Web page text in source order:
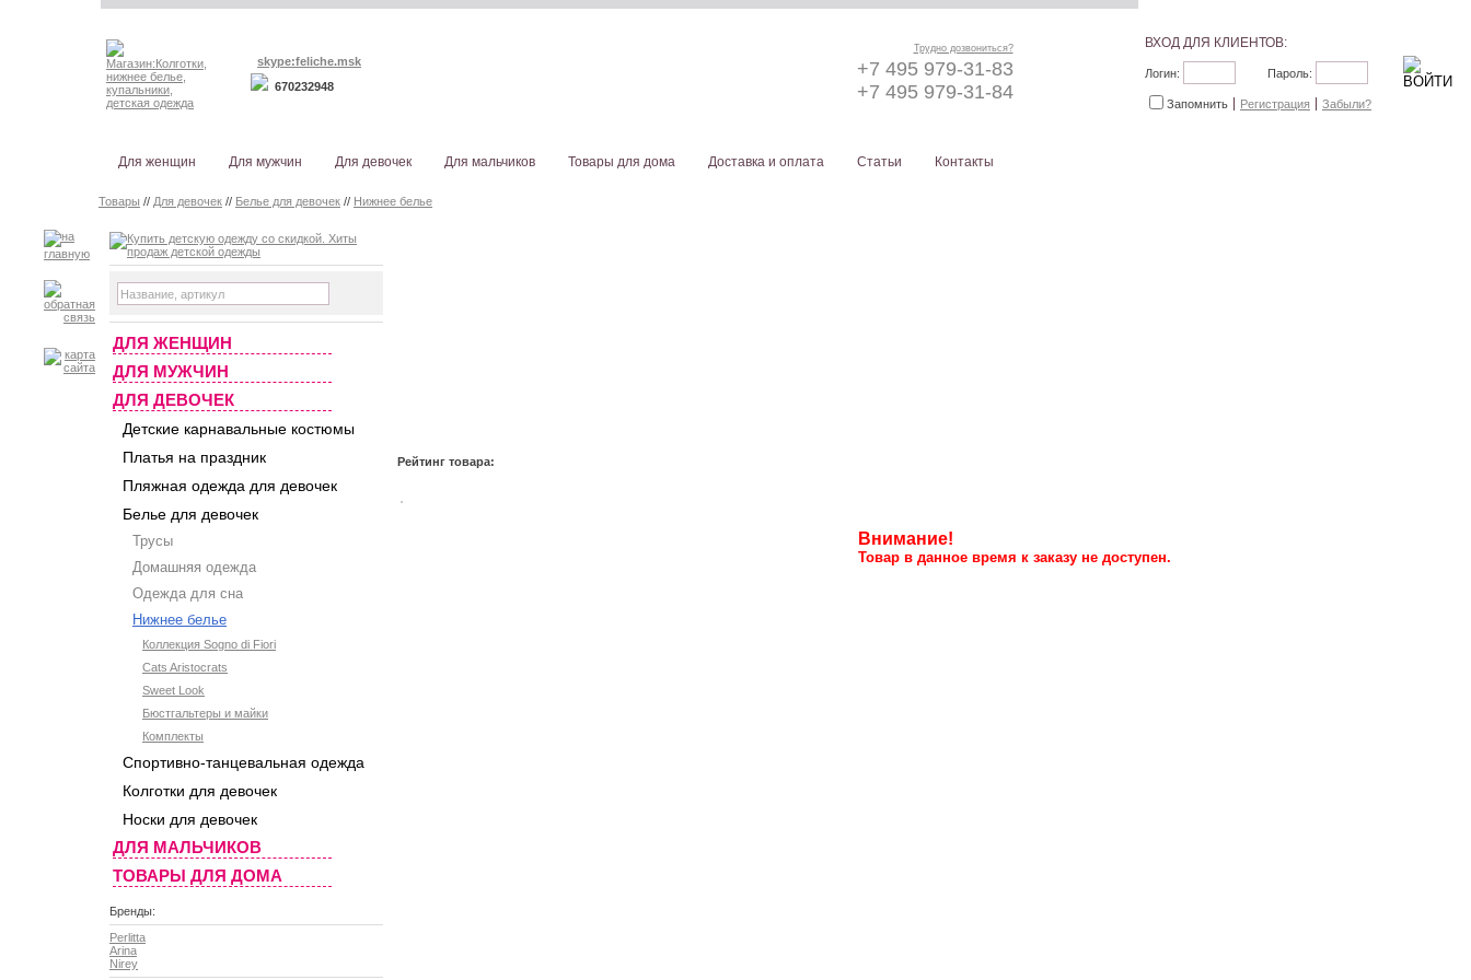
skype:feliche.msk
670232948
Трудно дозвониться?
+7 495 979-31-83
+7 495 979-31-84
ВХОД ДЛЯ КЛИЕНТОВ:
Логин: Пароль:
Запомнить Регистрация Забыли?
Для женщин Для мужчин Для девочек Для мальчиков Товары для дома Доставка и оплата Статьи Контакты
Товары // Для девочек // Белье для девочек // Нижнее белье
ДЛЯ ЖЕНЩИН
ДЛЯ МУЖЧИН
ДЛЯ ДЕВОЧЕК
Детские карнавальные костюмы
Платья на праздник
Пляжная одежда для девочек
Белье для девочек
Трусы
Домашняя одежда
Одежда для сна
Нижнее белье
Коллекция Sogno di Fiori
Cats Aristocrats
Sweet Look
Бюстгальтеры и майки
Комплекты
Спортивно-танцевальная одежда
Колготки для девочек
Носки для девочек
ДЛЯ МАЛЬЧИКОВ
ТОВАРЫ ДЛЯ ДОМА
Бренды:
Perlitta
Arina
Nirey
Рейтинг товара:
Внимание!
Товар в данное время к заказу не доступен.